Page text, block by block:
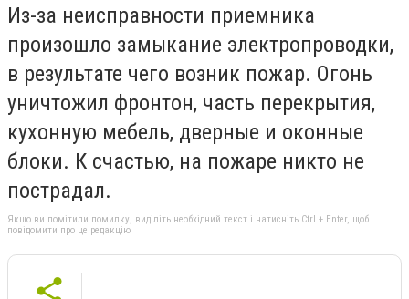
Из-за неисправности приемника
произошло замыкание электропроводки,
в результате чего возник пожар. Огонь
уничтожил фронтон, часть перекрытия,
кухонную мебель, дверные и оконные
блоки. К счастью, на пожаре никто не
пострадал.
Якщо ви помітили помилку, виділіть необхідний текст і натисніть Ctrl + Enter, щоб
повідомити про це редакцію